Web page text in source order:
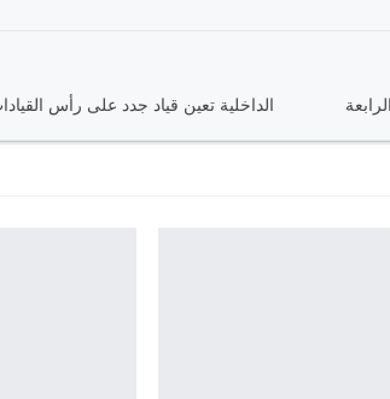
الداخلية تعين قياد جدد على رأس